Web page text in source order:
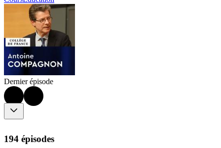
Dernier épisode
194 épisodes